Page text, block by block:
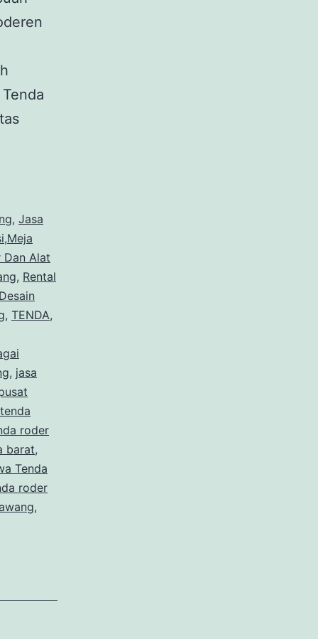
, Jasa
Dan Alat
, Rental
, TENDA,
, jasa
roder
barat,
Tenda
roder
,